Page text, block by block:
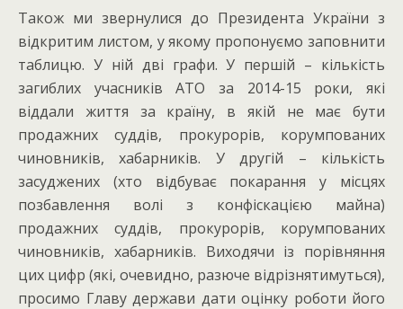
Також ми звернулися до Президента України з
відкритим листом, у якому пропонуємо заповнити
таблицю. У ній дві графи. У першій – кількість
загиблих учасників АТО за 2014-15 роки, які
віддали життя за країну, в якій не має бути
продажних суддів, прокурорів, корумпованих
чиновників, хабарників. У другій – кількість
засуджених (хто відбуває покарання у місцях
позбавлення волі з конфіскацією майна)
продажних суддів, прокурорів, корумпованих
чиновників, хабарників. Виходячи із порівняння
цих цифр (які, очевидно, разюче відрізнятимуться),
просимо Главу держави дати оцінку роботи його